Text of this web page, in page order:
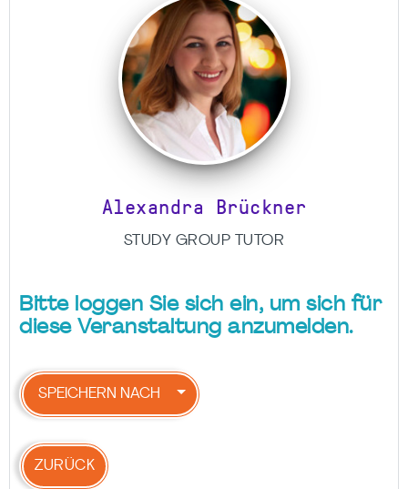
Alexandra Brückner
STUDY GROUP TUTOR
Bitte loggen Sie sich ein, um sich für
diese Veranstaltung anzumelden.
SPEICHERN NACH
ZURÜCK